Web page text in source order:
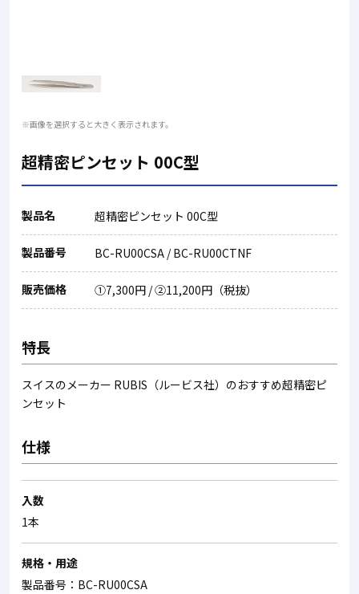
※画像を選択すると大きく表示されます。
超精密ピンセット 00C型
製品名 超精密ピンセット 00C型
製品番号 BC-RU00CSA / BC-RU00CTNF
販売価格 ①7,300円 / ②11,200円（税抜）
特長
スイスのメーカー RUBIS（ルービス社）のおすすめ超精密ピ
ンセット
仕様
入数
1本
規格・用途
製品番号：BC-RU00CSA